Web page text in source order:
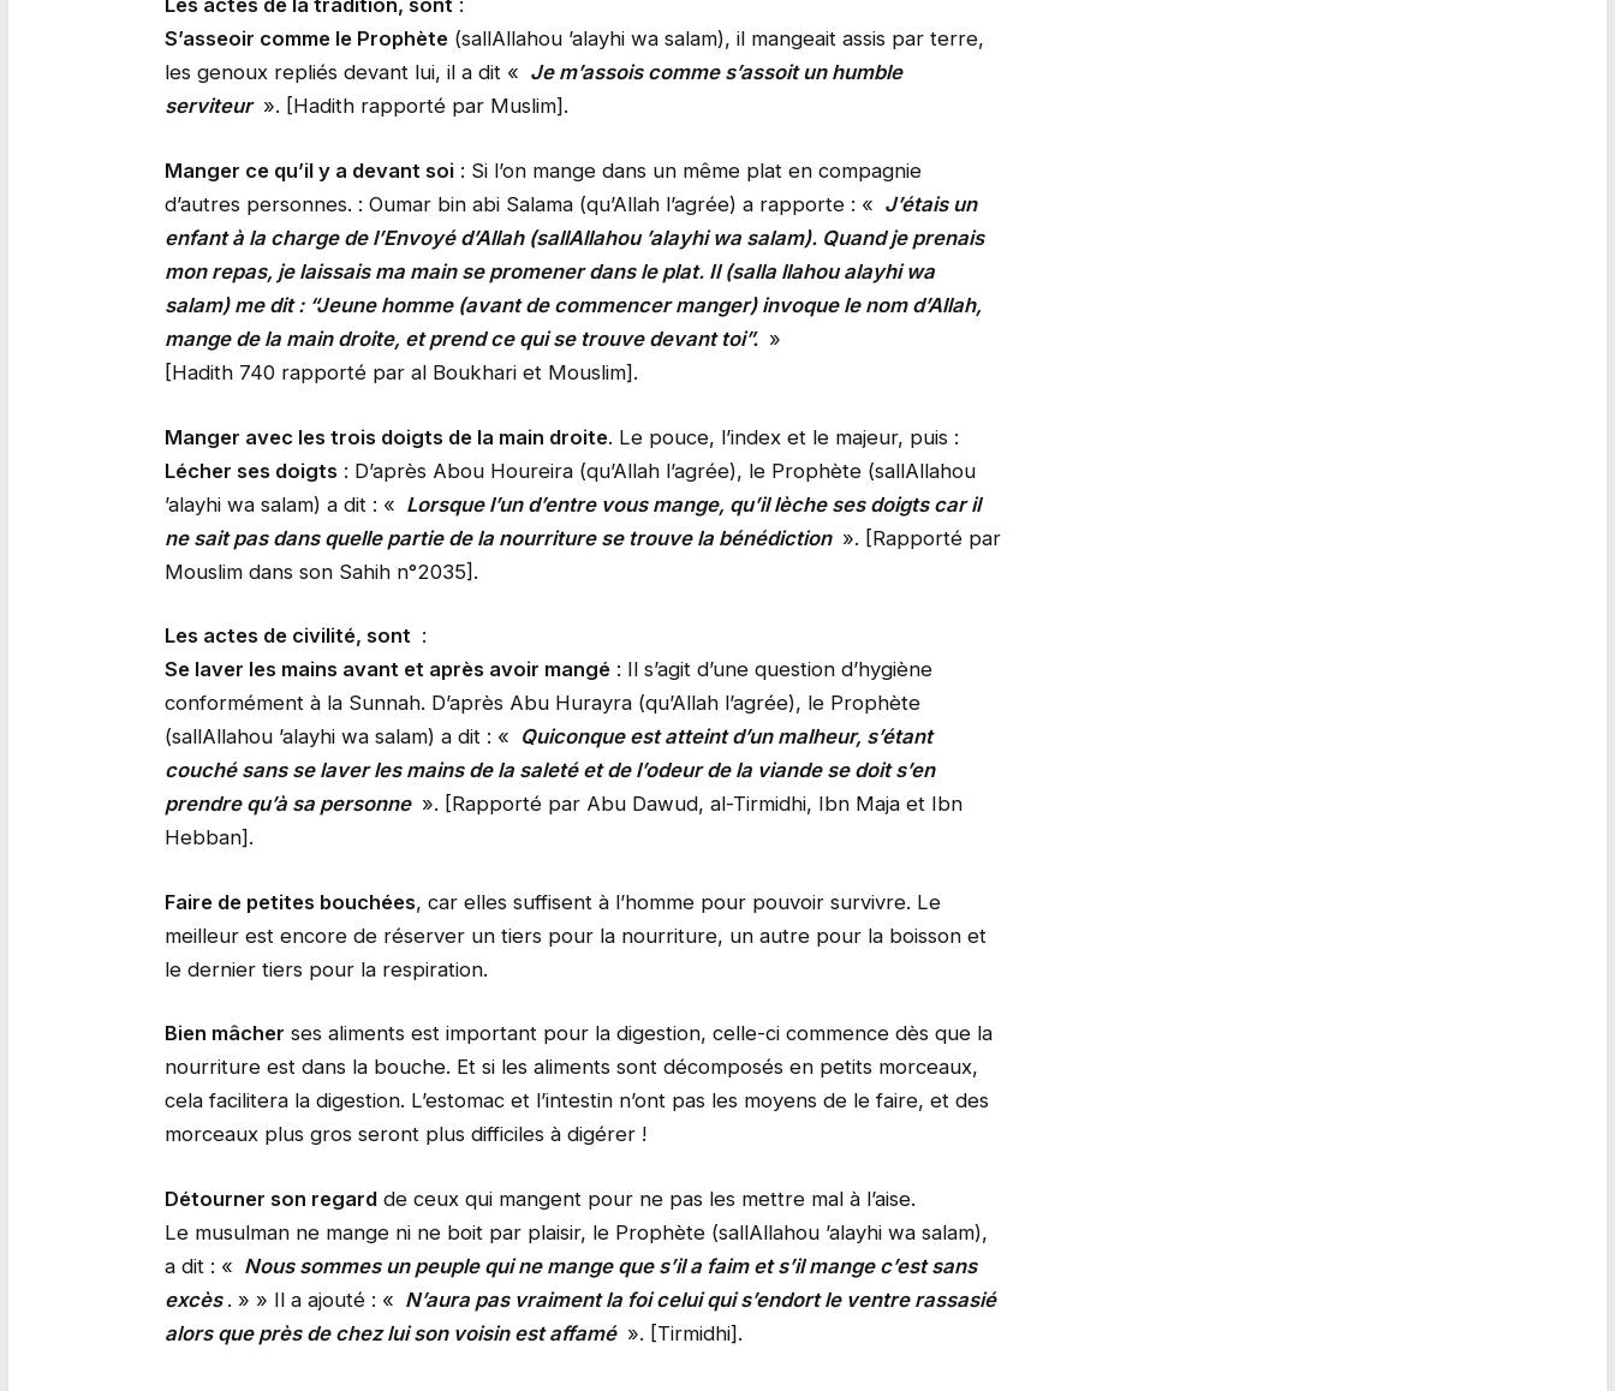
Les actes de la tradition, sont:
S’asseoir comme le Prophète(sallAllahou ’alayhi wa salam), il mangeait assis par terre,
les genoux repliés devant lui, il a dit « Je m’assois comme s’assoit un humble
serviteur ». [Hadith rapporté par Muslim].
Manger ce qu’il y a devant soi: Si l’on mange dans un même plat en compagnie
d’autres personnes. : Oumar bin abi Salama (qu’Allah l’agrée) a rapporte : « J’étais un
enfant à la charge de l’Envoyé d’Allah (sallAllahou ’alayhi wa salam). Quand je prenais
mon repas, je laissais ma main se promener dans le plat. Il (salla llahou alayhi wa
salam) me dit : “Jeune homme (avant de commencer manger) invoque le nom d’Allah,
mange de la main droite, et prend ce qui se trouve devant toi”. »
[Hadith 740 rapporté par al Boukhari et Mouslim].
Manger avec les trois doigts de la main droite. Le pouce, l’index et le majeur, puis :
Lécher ses doigts : D’après Abou Houreira (qu’Allah l’agrée), le Prophète (sallAllahou
’alayhi wa salam) a dit : « Lorsque l’un d’entre vous mange, qu’il lèche ses doigts car il
ne sait pas dans quelle partie de la nourriture se trouve la bénédiction ». [Rapporté par
Mouslim dans son Sahih n°2035].
Les actes de civilité, sont :
Se laver les mains avant et après avoir mangé: Il s’agit d’une question d’hygiène
conformément à la Sunnah. D’après Abu Hurayra (qu’Allah l’agrée), le Prophète
(sallAllahou ’alayhi wa salam) a dit : « Quiconque est atteint d’un malheur, s’étant
couché sans se laver les mains de la saleté et de l’odeur de la viande se doit s’en
prendre qu’à sa personne ». [Rapporté par Abu Dawud, al-Tirmidhi, Ibn Maja et Ibn
Hebban].
Faire de petites bouchées, car elles suffisent à l’homme pour pouvoir survivre. Le
meilleur est encore de réserver un tiers pour la nourriture, un autre pour la boisson et
le dernier tiers pour la respiration.
Bien mâcher ses aliments est important pour la digestion, celle-ci commence dès que la
nourriture est dans la bouche. Et si les aliments sont décomposés en petits morceaux,
cela facilitera la digestion. L’estomac et l’intestin n’ont pas les moyens de le faire, et des
morceaux plus gros seront plus difficiles à digérer !
Détourner son regardde ceux qui mangent pour ne pas les mettre mal à l’aise.
Le musulman ne mange ni ne boit par plaisir, le Prophète (sallAllahou ’alayhi wa salam),
a dit : « Nous sommes un peuple qui ne mange que s’il a faim et s’il mange c’est sans
excès . » » Il a ajouté : « N’aura pas vraiment la foi celui qui s’endort le ventre rassasié
alors que près de chez lui son voisin est affamé ». [Tirmidhi].